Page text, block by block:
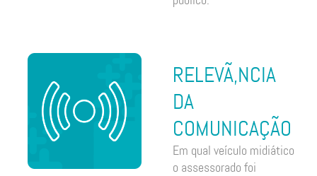
RELEVÃ‚NCIA
DA
COMUNICAÇÃO
Em qual veículo midiático
o assessorado foi